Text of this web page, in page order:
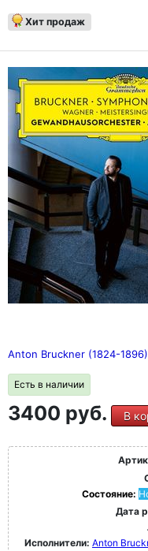
Хит продаж
Anton Bruckner (1824-
Есть в наличии
3400 руб. В
Состояние:
Дата
Исполнители: Anton